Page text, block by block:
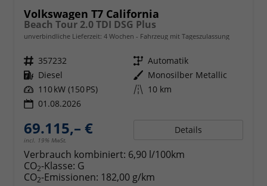
Volkswagen T7 California
Beach Tour 2.0 TDI DSG Plus
unverbindliche Lieferzeit: 4 Wochen Fahrzeug mit Tageszulassung
Fahrzeugnr. 357232 Getriebe Automatik
Kraftstoff Diesel Außenfarbe Monosilber Metallic
Leistung 110 kW (150 PS) Kilometerstand 10 km
01.08.2026
69.115,– €
incl. 19% MwSt.
Details
Verbrauch kombiniert: 6,90 l/100km
CO2-Klasse: G
CO2-Emissionen: 182,00 g/km